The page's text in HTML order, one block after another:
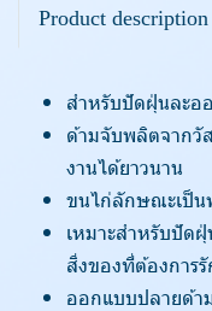
Product description
สำหรับปัดฝุ่นละอ
ด้ามจับพลิตจากวั
งานได้ยาวนาน
ขนไก่ลักษณะเป็น
เหมาะสำหรับปัด
สิ่งของที่ต้องการ
ออกแบบปลายด้า